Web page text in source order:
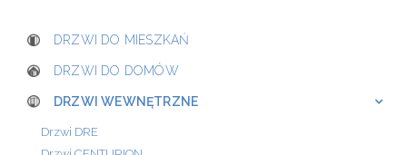
DRZWI DO MIESZKAŃ
DRZWI DO DOMÓW
DRZWI WEWNĘTRZNE
Drzwi DRE